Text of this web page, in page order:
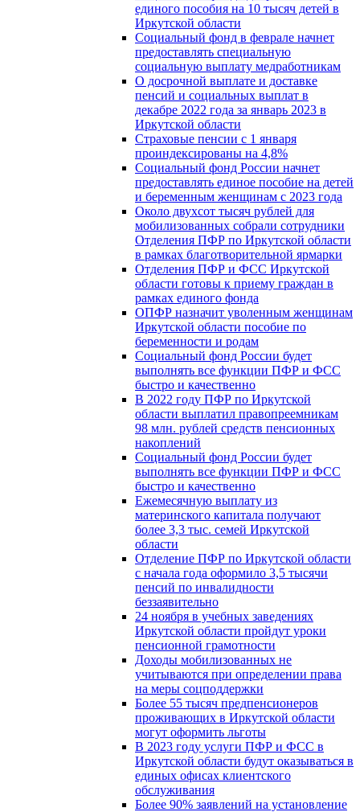
единого пособия на 10 тысяч детей в
Иркутской области
Социальный фонд в феврале начнет
предоставлять специальную
социальную выплату медработникам
О досрочной выплате и доставке
пенсий и социальных выплат в
декабре 2022 года за январь 2023 в
Иркутской области
Страховые пенсии с 1 января
проиндексированы на 4,8%
Социальный фонд России начнет
предоставлять единое пособие на детей
и беременным женщинам с 2023 года
Около двухсот тысяч рублей для
мобилизованных собрали сотрудники
Отделения ПФР по Иркутской области
в рамках благотворительной ярмарки
Отделения ПФР и ФСС Иркутской
области готовы к приему граждан в
рамках единого фонда
ОПФР назначит уволенным женщинам
Иркутской области пособие по
беременности и родам
Социальный фонд России будет
выполнять все функции ПФР и ФСС
быстро и качественно
В 2022 году ПФР по Иркутской
области выплатил правопреемникам
98 млн. рублей средств пенсионных
накоплений
Социальный фонд России будет
выполнять все функции ПФР и ФСС
быстро и качественно
Ежемесячную выплату из
материнского капитала получают
более 3,3 тыс. семей Иркутской
области
Отделение ПФР по Иркутской области
с начала года оформило 3,5 тысячи
пенсий по инвалидности
беззаявительно
24 ноября в учебных заведениях
Иркутской области пройдут уроки
пенсионной грамотности
Доходы мобилизованных не
учитываются при определении права
на меры соцподдержки
Более 55 тысяч предпенсионеров
проживающих в Иркутской области
могут оформить льготы
В 2023 году услуги ПФР и ФСС в
Иркутской области будут оказываться в
единых офисах клиентского
обслуживания
Более 90% заявлений на установление